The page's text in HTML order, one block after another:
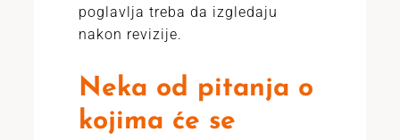
poglavlja treba da izgledaju
nakon revizije.
Neka od pitanja o
kojima će se